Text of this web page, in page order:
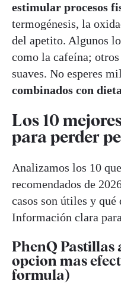
estimular procesos
termogénesis, la
del apetito. Algunos
como la cafeína;
suaves. No esperes
combinados con
Los 10
para perder
Analizamos los 10
recomendados de
casos son útiles y
Información clara
PhenQ Pastillas
opcion mas
formula)